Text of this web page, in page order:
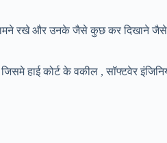
सामने रखे और उनके जैसे कुछ कर दिखाने जैसे
हाई कोर्ट के वकील , सॉफ्टवेर